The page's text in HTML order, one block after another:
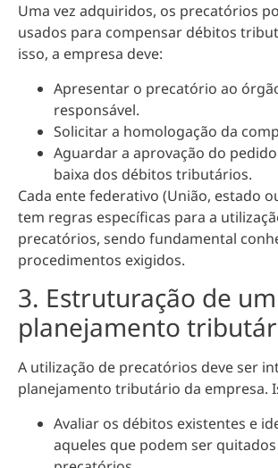
Uma vez adquiridos, os precatórios
usados para compensar débitos
isso, a empresa deve:
Apresentar o precatório ao
responsável.
Solicitar a homologação da
Aguardar a aprovação do
baixa dos débitos tributários.
Cada ente federativo (União, estado
tem regras específicas para a
precatórios, sendo fundamental
procedimentos exigidos.
3. Estruturação de um
planejamento
A utilização de precatórios deve ser
planejamento tributário da empresa.
Avaliar os débitos existentes e
aqueles que podem ser